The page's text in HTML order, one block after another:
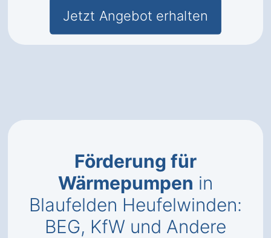
Jetzt Angebot erhalten
Förderung für
Wärmepumpen in
Blaufelden Heufelwinden:
BEG, KfW und Andere